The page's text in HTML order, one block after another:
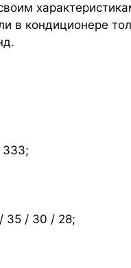
в кондиционере
333;
35 / 30 / 28;